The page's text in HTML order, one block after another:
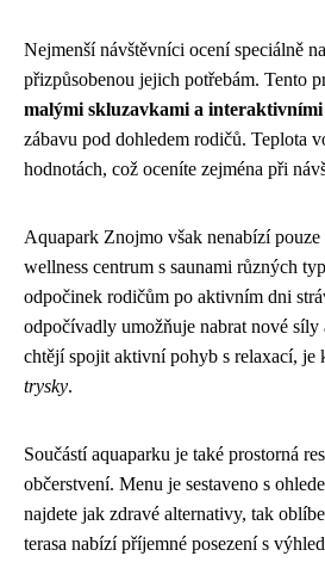
Nejmenší návštěvníci ocení speciálně
přizpůsobenou jejich potřebám. Tento
malými skluzavkami a
zábavu pod dohledem rodičů. Teplota
hodnotách, což oceníte zejména při
Aquapark Znojmo však nenabízí
wellness centrum s saunami různých
odpočinek rodičům po aktivním dni
odpočívadly umožňuje nabrat nové
chtějí spojit aktivní pohyb s relaxací, je
trysky.
Součástí aquaparku je také prostorná
občerstvení. Menu je sestaveno s
najdete jak zdravé alternativy, tak
terasa nabízí příjemné posezení s